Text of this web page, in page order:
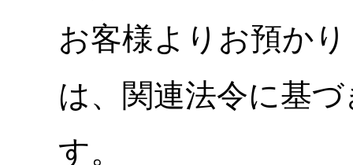
お客様よりお預か
は、関連法令に基
す。